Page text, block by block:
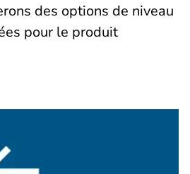
des options de niveau
pour le produit